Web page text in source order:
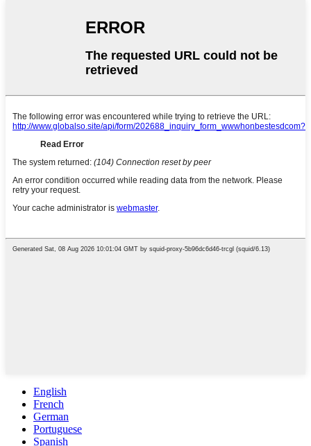
English
French
German
Portuguese
Spanish